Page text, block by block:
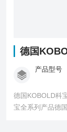
德国
产品型号
德国KOBOLD科
宝全系列产品德